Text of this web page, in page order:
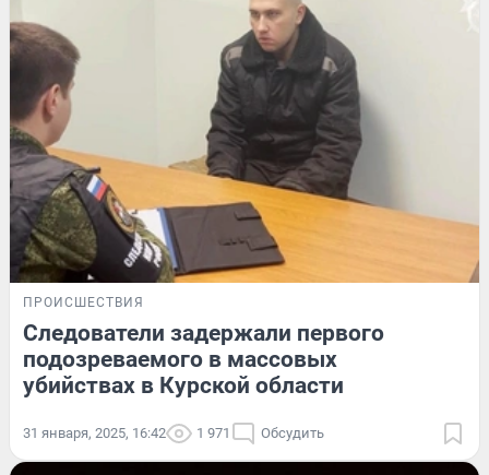
ПРОИСШЕСТВИЯ
Следователи задержали первого
подозреваемого в массовых
убийствах в Курской области
31 января, 2025, 16:42 1 971 Обсудить